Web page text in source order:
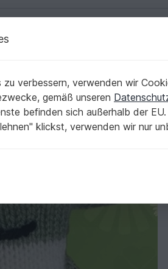
groß
zu verbessern, verwenden wir
gemäß unseren
befinden sich außerhalb der
klickst, verwenden wir nur